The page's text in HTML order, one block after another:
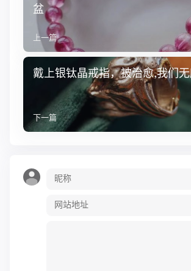
盆
上一篇
戴上银钛晶戒指，被治愈,我们
下一篇